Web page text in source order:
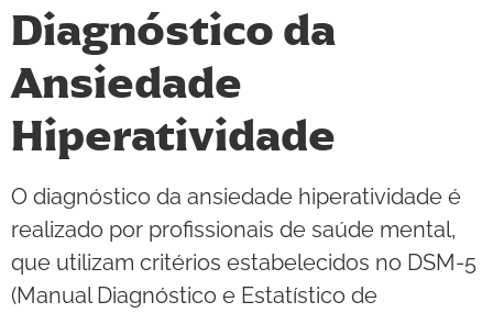
Diagnóstico da
Ansiedade
Hiperatividade
O diagnóstico da ansiedade hiperatividade é
realizado por profissionais de saúde mental,
que utilizam critérios estabelecidos no DSM-5
(Manual Diagnóstico e Estatístico de